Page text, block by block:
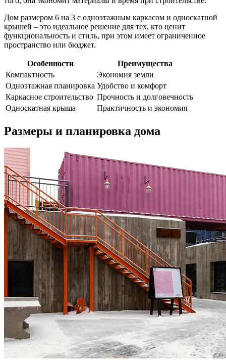
Дом размером 6 на 3 с одноэтажным каркасом и односкатной
крышей – это идеальное решение для тех, кто ценит
функциональность и стиль, при этом имеет ограниченное
пространство или бюджет.
Особенности
Преимущества
Компактность
Экономия земли
Одноэтажная планировка Удобство и комфорт
Каркасное строительство Прочность и долговечность
Односкатная крыша
Практичность и экономия
Размеры и планировка дома